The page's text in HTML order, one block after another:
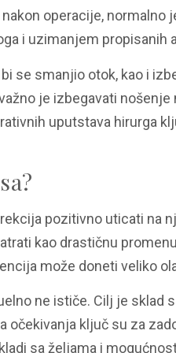
operacije, normalno
i uzimanjem propisanih
se smanjio otok, kao i
je izbegavati
uputstava hirurga
pozitivno uticati na
kao drastičnu
može doneti veliko
ne ističe. Cilj je sklad
očekivanja ključ su za
sa željama i